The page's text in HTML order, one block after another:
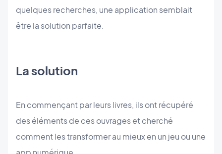
quelques recherches, une application semblait
être la solution parfaite.
La solution
En commençant par leurs livres, ils ont récupéré
des éléments de ces ouvrages et cherché
comment les transformer au mieux en un jeu ou une